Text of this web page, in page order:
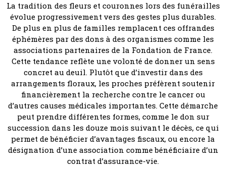
La tradition des fleurs et couronnes lors des funérailles
évolue progressivement vers des gestes plus durables.
De plus en plus de familles remplacent ces offrandes
éphémères par des dons à des organismes comme les
associations partenaires de la Fondation de France.
Cette tendance reflète une volonté de donner un sens
concret au deuil. Plutôt que d’investir dans des
arrangements floraux, les proches préfèrent soutenir
financièrement la recherche contre le cancer ou
d’autres causes médicales importantes. Cette démarche
peut prendre différentes formes, comme le don sur
succession dans les douze mois suivant le décès, ce qui
permet de bénéficier d’avantages fiscaux, ou encore la
désignation d’une association comme bénéficiaire d’un
contrat d’assurance-vie.